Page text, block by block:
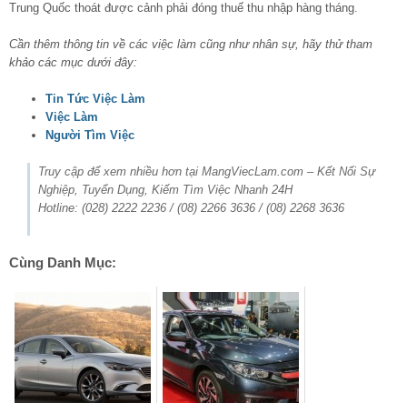
Trung Quốc thoát được cảnh phải đóng thuế thu nhập hàng tháng.
Cần thêm thông tin về các việc làm cũng như nhân sự, hãy thử tham
khảo các mục dưới đây:
Tin Tức Việc Làm
Việc Làm
Người Tìm Việc
Truy cập để xem nhiều hơn tại MangViecLam.com – Kết Nối Sự
Nghiệp, Tuyển Dụng, Kiếm Tìm Việc Nhanh 24H
Hotline: (028) 2222 2236 / (08) 2266 3636 / (08) 2268 3636
Cùng Danh Mục: